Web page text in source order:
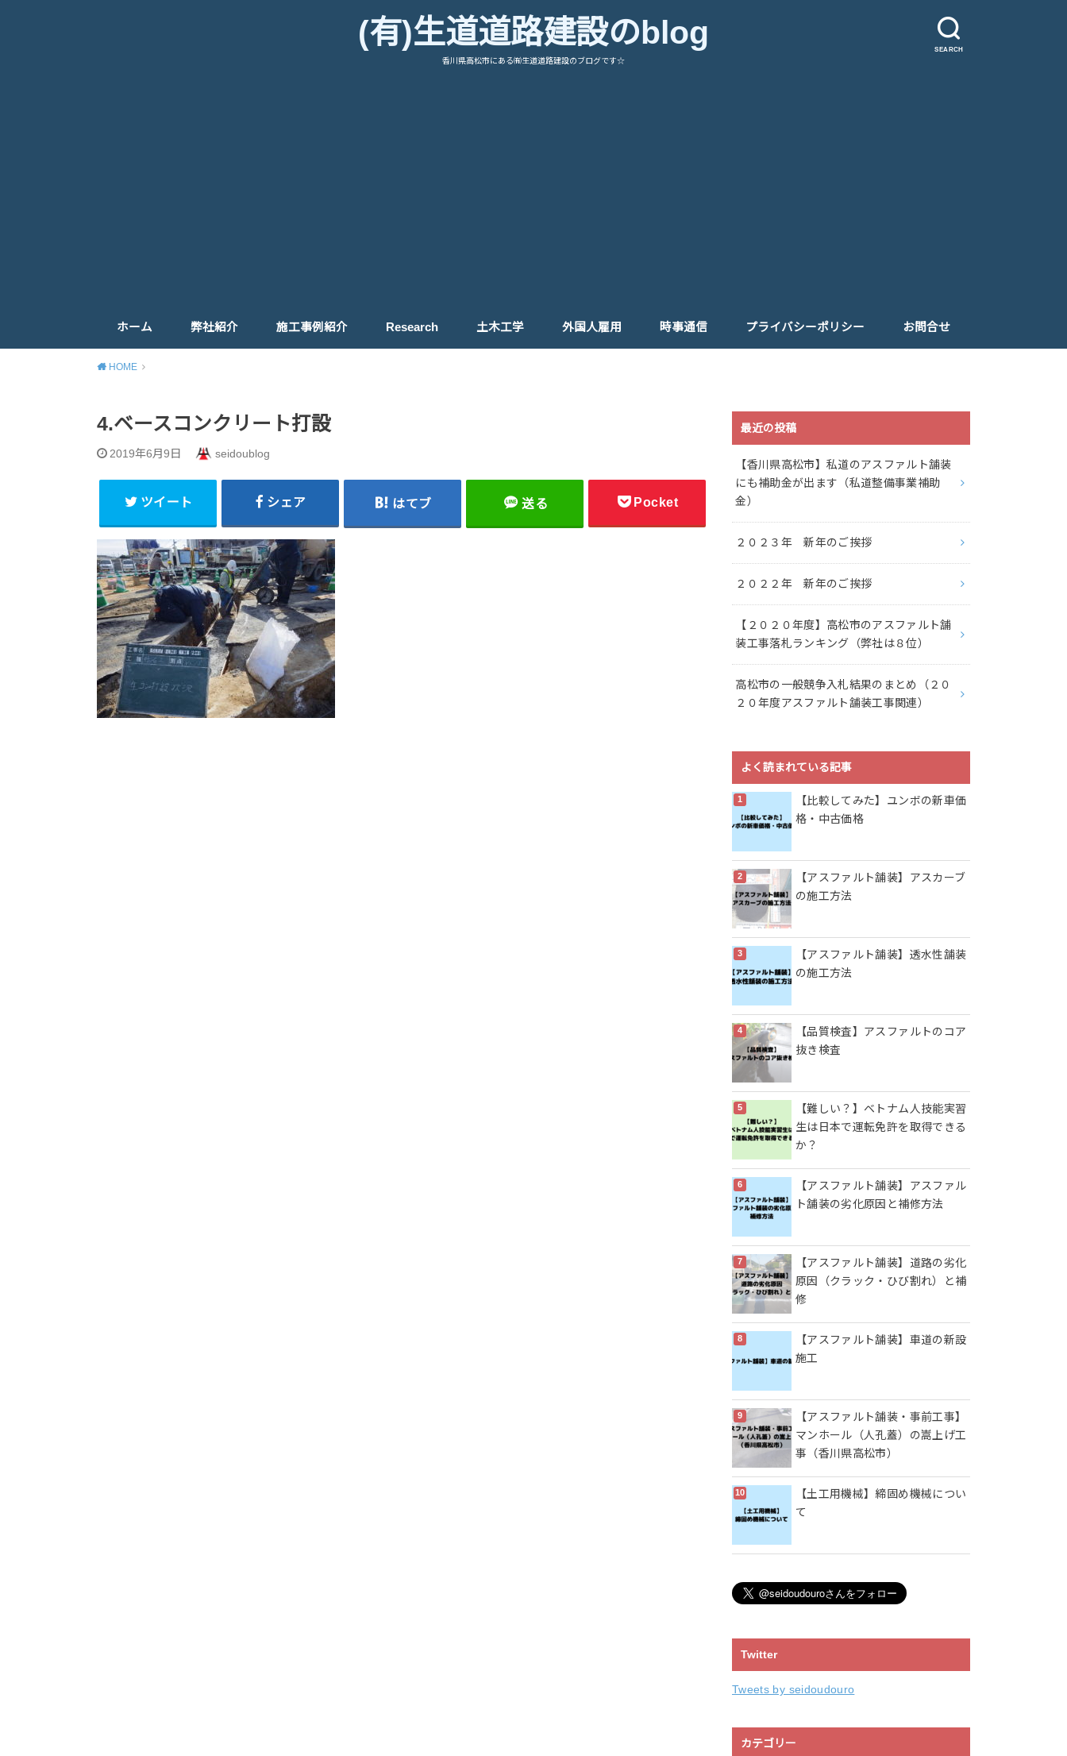
SEARCH
(有)生道道路建設のblog
香川県高松市にある㈲生道道路建設のブログです☆
ホーム 弊社紹介 施工事例紹介 Research 土木工学 外国人雇用 時事通信 プライバシーポリシー お問合せ
HOME
4.ベースコンクリート打設
2019年6月9日 seidoublog
ツイート シェア はてブ 送る Pocket
最近の投稿
【香川県高松市】私道のアスファルト舗装
にも補助金が出ます（私道整備事業補助
金）
２０２３年 新年のご挨拶
２０２２年 新年のご挨拶
【２０２０年度】高松市のアスファルト舗
装工事落札ランキング（弊社は８位）
高松市の一般競争入札結果のまとめ（２０
２０年度アスファルト舗装工事関連）
よく読まれている記事
【比較してみた】ユンボの新車価
格・中古価格
【アスファルト舗装】アスカーブ
の施工方法
【アスファルト舗装】透水性舗装
の施工方法
【品質検査】アスファルトのコア
抜き検査
【難しい？】ベトナム人技能実習
生は日本で運転免許を取得できる
か？
【アスファルト舗装】アスファル
ト舗装の劣化原因と補修方法
【アスファルト舗装】道路の劣化
原因（クラック・ひび割れ）と補
修
【アスファルト舗装】車道の新設
施工
【アスファルト舗装・事前工事】
マンホール（人孔蓋）の嵩上げ工
事（香川県高松市）
【土工用機械】締固め機械につい
て
Twitter
Tweets by seidoudouro
カテゴリー